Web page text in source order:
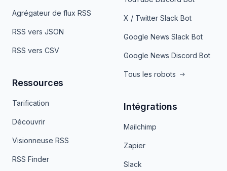
Agrégateur de flux RSS
RSS vers JSON
RSS vers CSV
Ressources
Tarification
Découvrir
Visionneuse RSS
RSS Finder
X / Twitter Slack Bot
Google News Slack Bot
Google News Discord Bot
Tous les robots
Intégrations
Mailchimp
Zapier
Slack